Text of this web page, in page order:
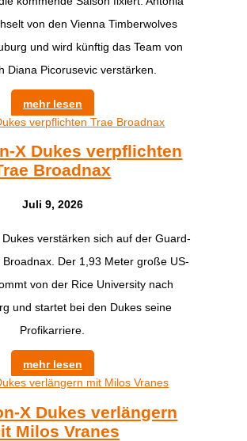
von den Vienna Timberwolves
und wird künftig das Team von
Diana Picorusevic verstärken.
mehr lesen
X Dukes verpflichten
Broadnax
Juli 9, 2026
verstärken sich auf der Guard-
Broadnax. Der 1,93 Meter große US-
von der Rice University nach
und startet bei den Dukes seine
Profikarriere.
mehr lesen
X Dukes verlängern
Milos Vranes